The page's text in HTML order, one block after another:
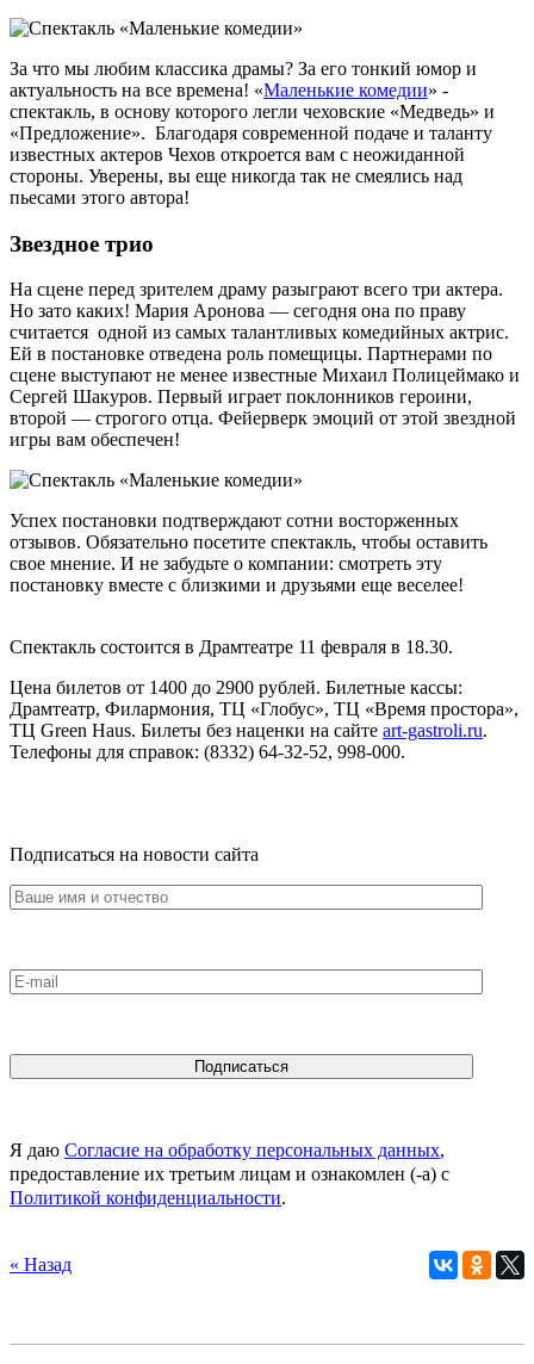
За что мы любим классика драмы? За его тонкий юмор и
актуальность на все времена! «Маленькие комедии» -
спектакль, в основу которого легли чеховские «Медведь» и
«Предложение». Благодаря современной подаче и таланту
известных актеров Чехов откроется вам с неожиданной
стороны. Уверены, вы еще никогда так не смеялись над
пьесами этого автора!
Звездное трио
На сцене перед зрителем драму разыграют всего три актера.
Но зато каких! Мария Аронова — сегодня она по праву
считается одной из самых талантливых комедийных актрис.
Ей в постановке отведена роль помещицы. Партнерами по
сцене выступают не менее известные Михаил Полицеймако и
Сергей Шакуров. Первый играет поклонников героини,
второй — строгого отца. Фейерверк эмоций от этой звездной
игры вам обеспечен!
Успех постановки подтверждают сотни восторженных
отзывов. Обязательно посетите спектакль, чтобы оставить
свое мнение. И не забудьте о компании: смотреть эту
постановку вместе с близкими и друзьями еще веселее!
Спектакль состоится в Драмтеатре 11 февраля в 18.30.
Цена билетов от 1400 до 2900 рублей. Билетные кассы:
Драмтеатр, Филармония, ТЦ «Глобус», ТЦ «Время простора»,
ТЦ Green Haus. Билеты без наценки на сайте art-gastroli.ru.
Телефоны для справок: (8332) 64-32-52, 998-000.
Подписаться на новости сайта
Я даю Согласие на обработку персональных данных,
предоставление их третьим лицам и ознакомлен (-а) c
Политикой конфиденциальности.
« Назад